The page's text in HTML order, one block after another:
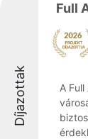
Díjazottak
Full
A